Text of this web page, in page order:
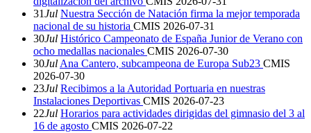
31Jul Nuestra Sección de Natación firma la mejor temporada
nacional de su historia CMIS 2026-07-31
30Jul Histórico Campeonato de España Junior de Verano con
ocho medallas nacionales CMIS 2026-07-30
30Jul Ana Cantero, subcampeona de Europa Sub23 CMIS
2026-07-30
23Jul Recibimos a la Autoridad Portuaria en nuestras
Instalaciones Deportivas CMIS 2026-07-23
22Jul Horarios para actividades dirigidas del gimnasio del 3 al
16 de agosto CMIS 2026-07-22